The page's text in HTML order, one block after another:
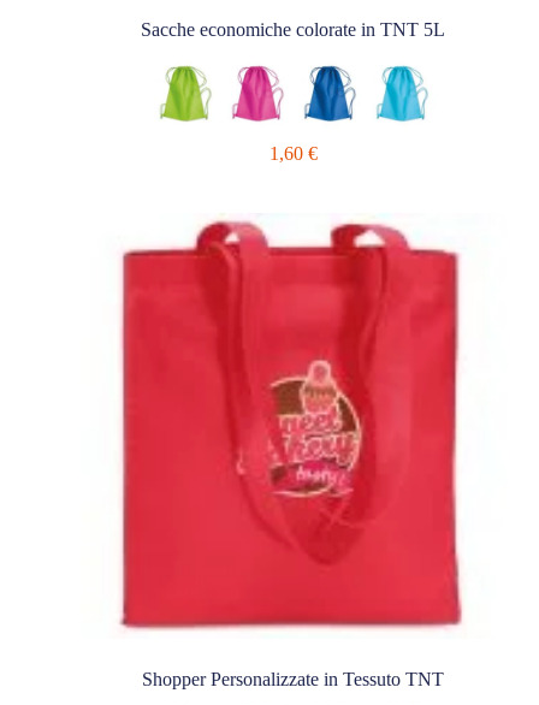
Sacche economiche colorate in TNT 5L
1,60 €
Shopper Personalizzate in Tessuto TNT